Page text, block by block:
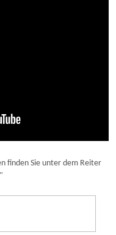
finden Sie unter dem Reiter